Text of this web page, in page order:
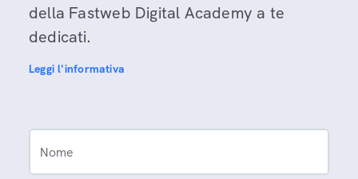
della Fastweb Digital Academy a te
dedicati.
Leggi l'informativa
Nome